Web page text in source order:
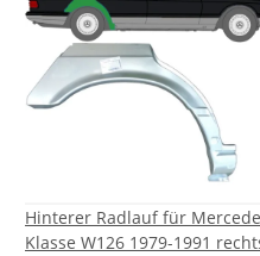
Hinterer Radlauf für
Klasse W126 1979-1991